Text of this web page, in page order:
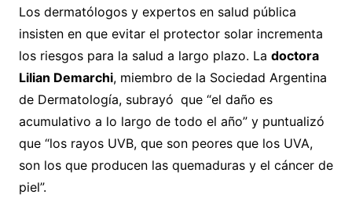
Los dermatólogos y expertos en salud pública
insisten en que evitar el protector solar incrementa
los riesgos para la salud a largo plazo. La doctora
Lilian Demarchi, miembro de la Sociedad Argentina
de Dermatología, subrayó que “el daño es
acumulativo a lo largo de todo el año” y puntualizó
que “los rayos UVB, que son peores que los UVA,
son los que producen las quemaduras y el cáncer de
piel”.